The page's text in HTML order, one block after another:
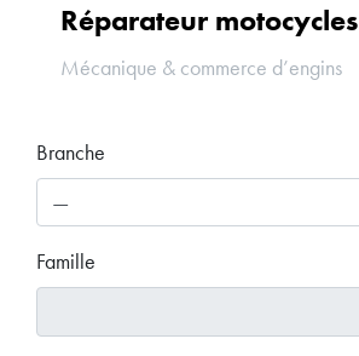
Réparateur motocycles
Mécanique & commerce d’engins
Branche
—
Famille